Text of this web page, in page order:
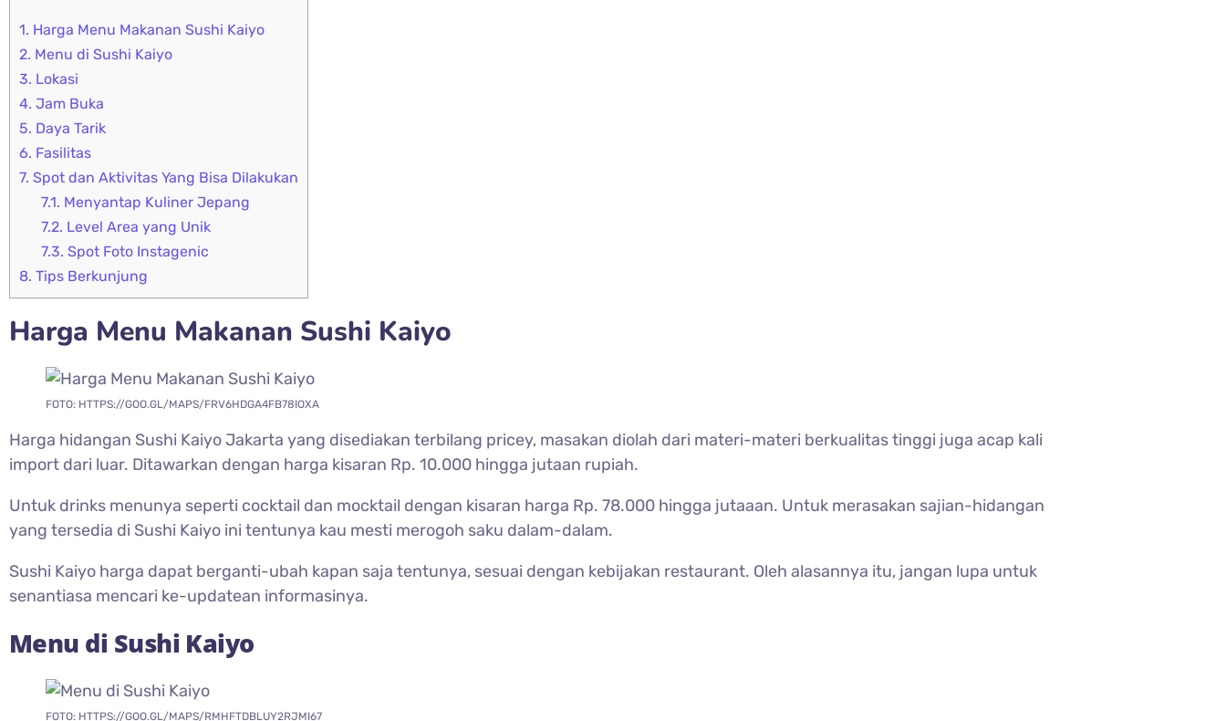
1. Harga Menu Makanan Sushi Kaiyo
2. Menu di Sushi Kaiyo
3. Lokasi
4. Jam Buka
5. Daya Tarik
6. Fasilitas
7. Spot dan Aktivitas Yang Bisa Dilakukan
7.1. Menyantap Kuliner Jepang
7.2. Level Area yang Unik
7.3. Spot Foto Instagenic
8. Tips Berkunjung
Harga Menu Makanan Sushi Kaiyo
FOTO: HTTPS://GOO.GL/MAPS/FRV6HDGA4FB78IOXA
Harga hidangan Sushi Kaiyo Jakarta yang disediakan terbilang pricey, masakan diolah dari materi-materi berkualitas tinggi juga acap kali
import dari luar. Ditawarkan dengan harga kisaran Rp. 10.000 hingga jutaan rupiah.
Untuk drinks menunya seperti cocktail dan mocktail dengan kisaran harga Rp. 78.000 hingga jutaaan. Untuk merasakan sajian-hidangan
yang tersedia di Sushi Kaiyo ini tentunya kau mesti merogoh saku dalam-dalam.
Sushi Kaiyo harga dapat berganti-ubah kapan saja tentunya, sesuai dengan kebijakan restaurant. Oleh alasannya itu, jangan lupa untuk
senantiasa mencari ke-updatean informasinya.
Menu di Sushi Kaiyo
FOTO: HTTPS://GOO.GL/MAPS/RMHFTDBLUY2RJMI67